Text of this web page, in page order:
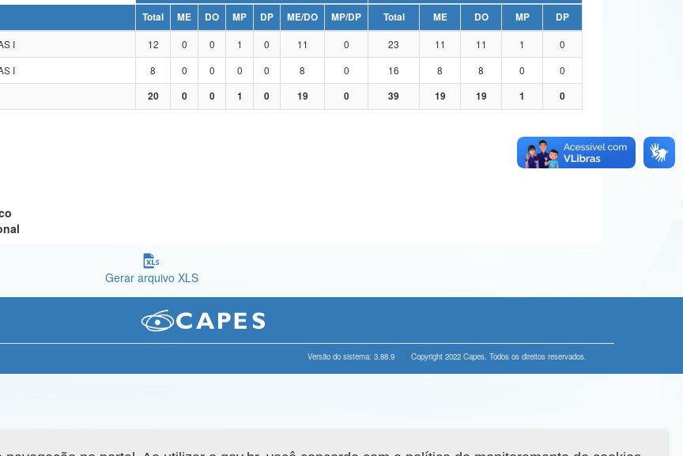
Total ME DO MP DP ME/DO MP/DP Total ME DO MP
DP
I 12 0 0 1 0 11 0 23 11 11 1
0
I 8 0 0 0 0 8 0 16 8 8 0
0
20 0 0 1 0 19 0 39 19 19 1 0
Gerar arquivo XLS
Versão do sistema: 3.88.9 Copyright 2022 Capes. Todos os direitos reservados.